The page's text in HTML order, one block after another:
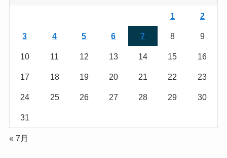
1 2
3 4 5 6 7 8 9
10 11 12 13 14 15 16
17 18 19 20 21 22 23
24 25 26 27 28 29 30
31
« 7月